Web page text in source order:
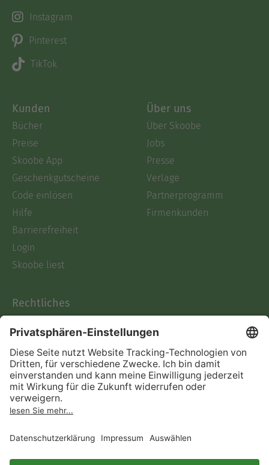
Instagram
Pinterest
TikTok
Kunden
Bücher
Preise
Skoobe App
Geschenkgutscheine
Code einlösen
Hilfe
Barrierefreiheit
Login
Skoobe liest
Über uns
Über Skoobe
Jobs
Presse
Verlage
Partnerprogramm
Firmenkunden
Rechtliches
AGB
Informationen nach Data
Act
Verträge hier kündigen
Impressum